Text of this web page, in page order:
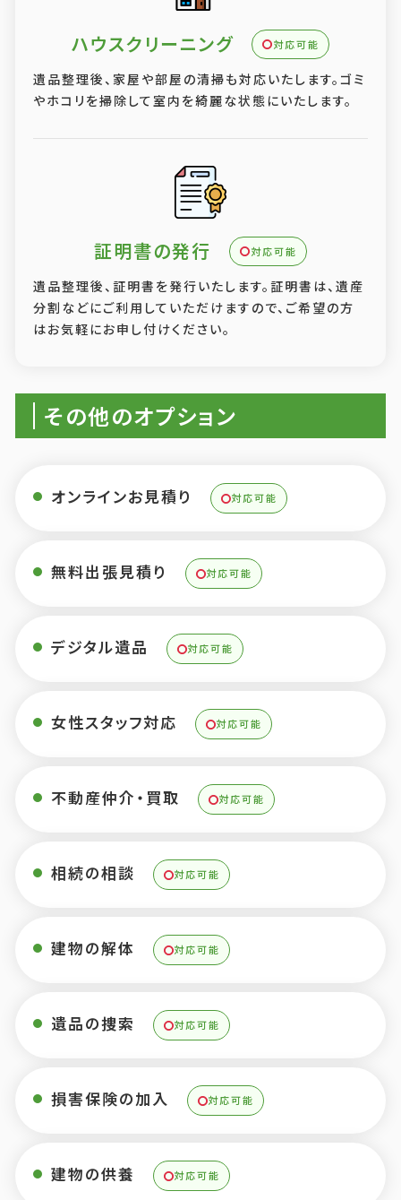
ハウスクリーニング 対応可能
遺品整理後、家屋や部屋の清掃も対応いたします。ゴミ
やホコリを掃除して室内を綺麗な状態にいたします。
証明書の発行 対応可能
遺品整理後、証明書を発行いたします。証明書は、遺産
分割などにご利用していただけますので、ご希望の方
はお気軽にお申し付けください。
その他のオプション
オンラインお見積り 対応可能
無料出張見積り 対応可能
デジタル遺品 対応可能
女性スタッフ対応 対応可能
不動産仲介・買取 対応可能
相続の相談 対応可能
建物の解体 対応可能
遺品の捜索 対応可能
損害保険の加入 対応可能
建物の供養 対応可能